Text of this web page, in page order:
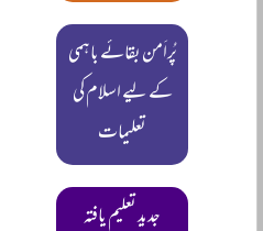
پُراَمن بقائے باہمی
کے لیے اسلام کی
تعلیمات
جدید تعلیم یافتہ